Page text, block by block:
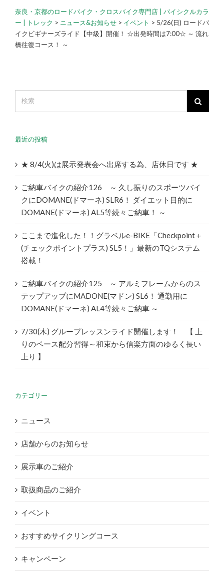
奈良・京都のロードバイク・クロスバイク専門店 | バイシクルカラ
ー | トレック > ニュース&お知らせ > イベント > 5/26(日) ロードバ
イクビギナーズライド【中級】開催！ ☆出発時間は7:00☆ ～ 流れ
橋往復コース！ ～
最近の投稿
★ 8/4(火)は展示発表会へ出席する為、店休日です ★
ご納車バイクの紹介126 ～ 久し振りのスポーツバイ
クにDOMANE(ドマーネ) SLR6！ ダイエット目的に
DOMANE(ドマーネ) AL5等続々ご納車！ ～
ここまで進化した！！グラベルe-BIKE「Checkpoint＋
(チェックポイントプラス) SL5！」最新のTQシステム
搭載！
ご納車バイクの紹介125 ～ アルミフレームからのス
テップアップにMADONE(マドン) SL6！ 通勤用に
DOMANE(ドマーネ) AL4等続々ご納車 ～
7/30(木) グループレッスンライド開催します！ 【 上
りのペース配分習得～和束から信楽方面のゆるく長い
上り 】
カテゴリー
ニュース
店舗からのお知らせ
展示車のご紹介
取扱商品のご紹介
イベント
おすすめサイクリングコース
キャンペーン